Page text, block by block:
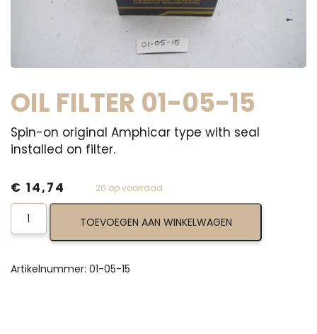
OIL FILTER 01-05-15
Spin-on original Amphicar type with seal
installed on filter.
26 op voorraad
€ 14,74
Oil
Filter
01-
15
TOEVOEGEN AAN WINKELWAGEN
Artikelnummer: 01-05-15